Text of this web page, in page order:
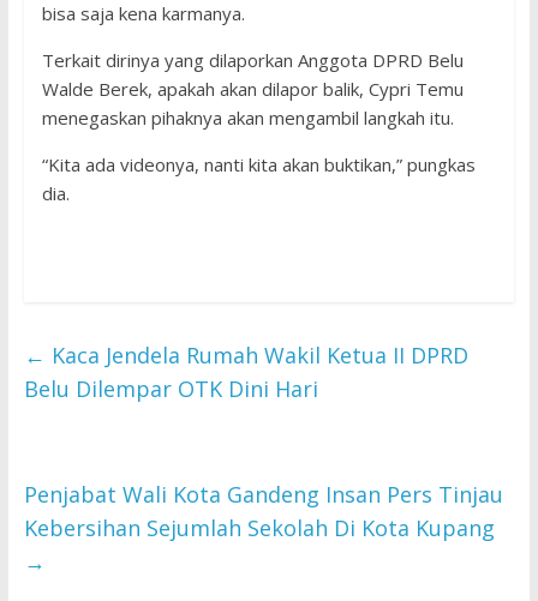
bisa saja kena karmanya.
Terkait dirinya yang dilaporkan Anggota DPRD Belu
Walde Berek, apakah akan dilapor balik, Cypri Temu
menegaskan pihaknya akan mengambil langkah itu.
“Kita ada videonya, nanti kita akan buktikan,” pungkas
dia.
← Kaca Jendela Rumah Wakil Ketua II DPRD
Belu Dilempar OTK Dini Hari
Penjabat Wali Kota Gandeng Insan Pers Tinjau
Kebersihan Sejumlah Sekolah Di Kota Kupang
→